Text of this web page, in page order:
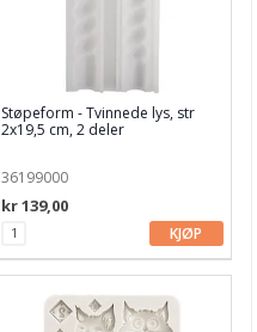
Støpeform - Tvinnede lys, str
2x19,5 cm, 2 deler
36199000
kr 139,00
KJØP